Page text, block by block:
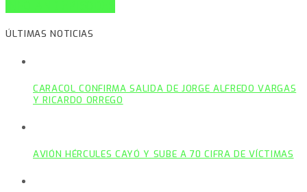
ÚLTIMAS NOTICIAS
CARACOL CONFIRMA SALIDA DE JORGE ALFREDO VARGAS
Y RICARDO ORREGO
AVIÓN HÉRCULES CAYÓ Y SUBE A 70 CIFRA DE VÍCTIMAS